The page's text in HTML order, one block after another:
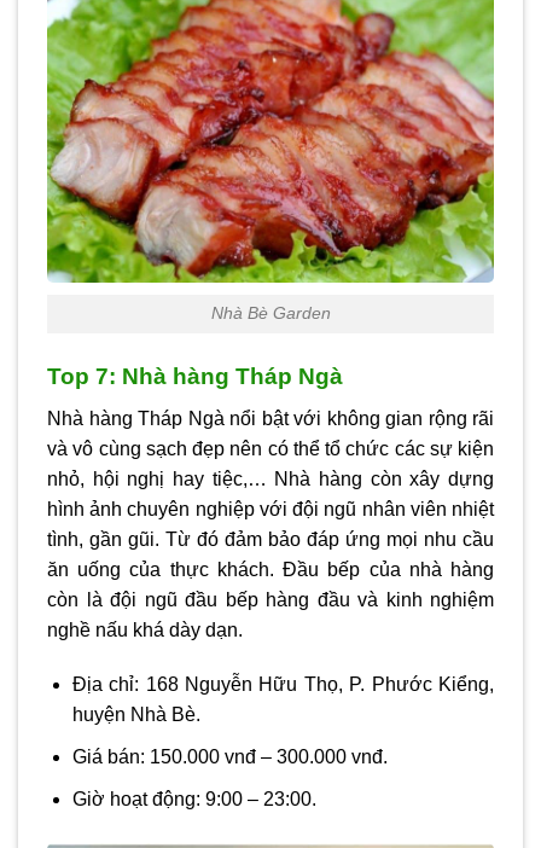
Nhà Bè Garden
Top 7: Nhà hàng Tháp Ngà
Nhà hàng Tháp Ngà nổi bật với không gian rộng rãi
và vô cùng sạch đẹp nên có thể tổ chức các sự kiện
nhỏ, hội nghị hay tiệc,… Nhà hàng còn xây dựng
hình ảnh chuyên nghiệp với đội ngũ nhân viên nhiệt
tình, gần gũi. Từ đó đảm bảo đáp ứng mọi nhu cầu
ăn uống của thực khách. Đầu bếp của nhà hàng
còn là đội ngũ đầu bếp hàng đầu và kinh nghiệm
nghề nấu khá dày dạn.
Địa chỉ: 168 Nguyễn Hữu Thọ, P. Phước Kiểng,
huyện Nhà Bè.
Giá bán: 150.000 vnđ – 300.000 vnđ.
Giờ hoạt động: 9:00 – 23:00.